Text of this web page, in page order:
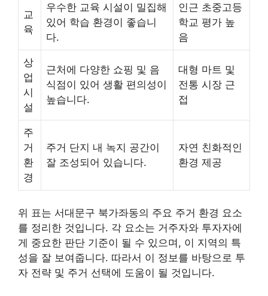
교
육
우수한 교육 시설이 밀집해
있어 학습 환경이 좋습니
다.
인근 초중고등
학교 평가 높
음
상
업
시
설
근처에 다양한 쇼핑 및 음
식점이 있어 생활 편의성이
높습니다.
대형 마트 및
전통 시장 근
접
주
거
환
경
주거 단지 내 녹지 공간이
잘 조성되어 있습니다.
자연 친화적인
환경 제공
위 표는 서대문구 북가좌동의 주요 주거 환경 요소
를 정리한 것입니다. 각 요소는 거주자와 투자자에
게 중요한 판단 기준이 될 수 있으며, 이 지역의 특
성을 잘 보여줍니다. 따라서 이 정보를 바탕으로 투
자 전략 및 주거 선택에 도움이 될 것입니다.